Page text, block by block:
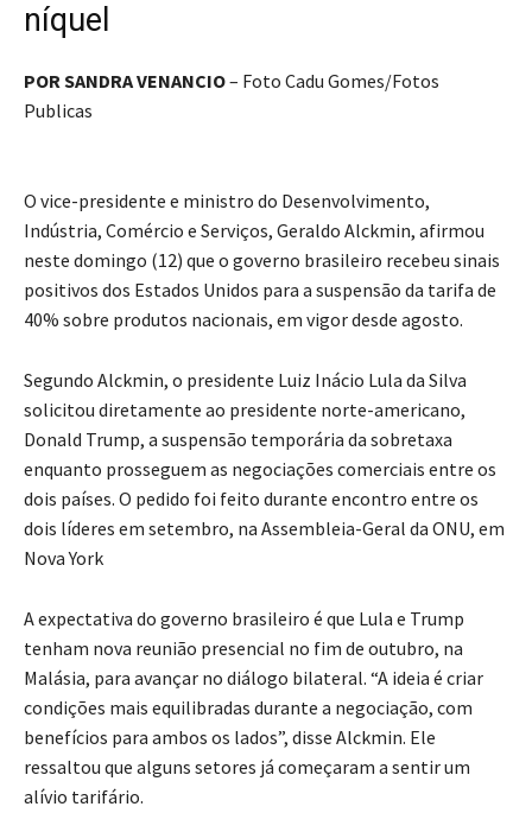
níquel
POR SANDRA VENANCIO– Foto Cadu Gomes/Fotos
Publicas
O vice-presidente e ministro do Desenvolvimento,
Indústria, Comércio e Serviços, Geraldo Alckmin, afirmou
neste domingo (12) que o governo brasileiro recebeu sinais
positivos dos Estados Unidos para a suspensão da tarifa de
40% sobre produtos nacionais, em vigor desde agosto.
Segundo Alckmin, o presidente Luiz Inácio Lula da Silva
solicitou diretamente ao presidente norte-americano,
Donald Trump, a suspensão temporária da sobretaxa
enquanto prosseguem as negociações comerciais entre os
dois países. O pedido foi feito durante encontro entre os
dois líderes em setembro, na Assembleia-Geral da ONU, em
Nova York
A expectativa do governo brasileiro é que Lula e Trump
tenham nova reunião presencial no fim de outubro, na
Malásia, para avançar no diálogo bilateral. “A ideia é criar
condições mais equilibradas durante a negociação, com
benefícios para ambos os lados”, disse Alckmin. Ele
ressaltou que alguns setores já começaram a sentir um
alívio tarifário.